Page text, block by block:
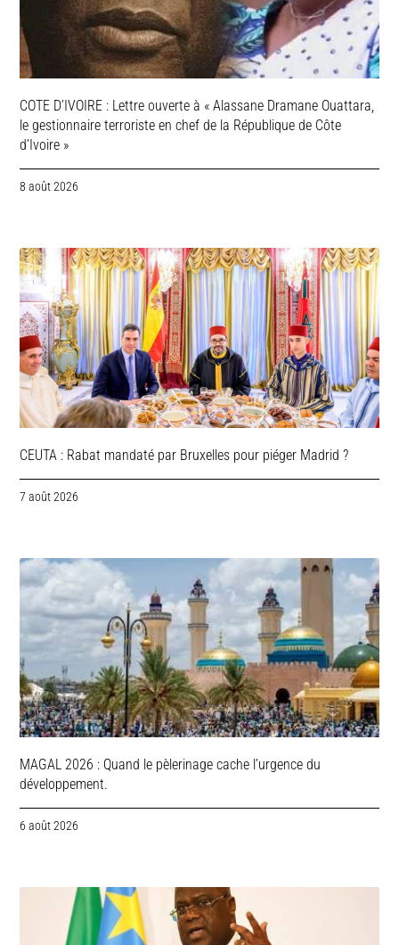
COTE D’IVOIRE : Lettre ouverte à « Alassane Dramane Ouattara,
le gestionnaire terroriste en chef de la République de Côte
d’Ivoire »
8 août 2026
CEUTA : Rabat mandaté par Bruxelles pour piéger Madrid ?
7 août 2026
MAGAL 2026 : Quand le pèlerinage cache l’urgence du
développement.
6 août 2026